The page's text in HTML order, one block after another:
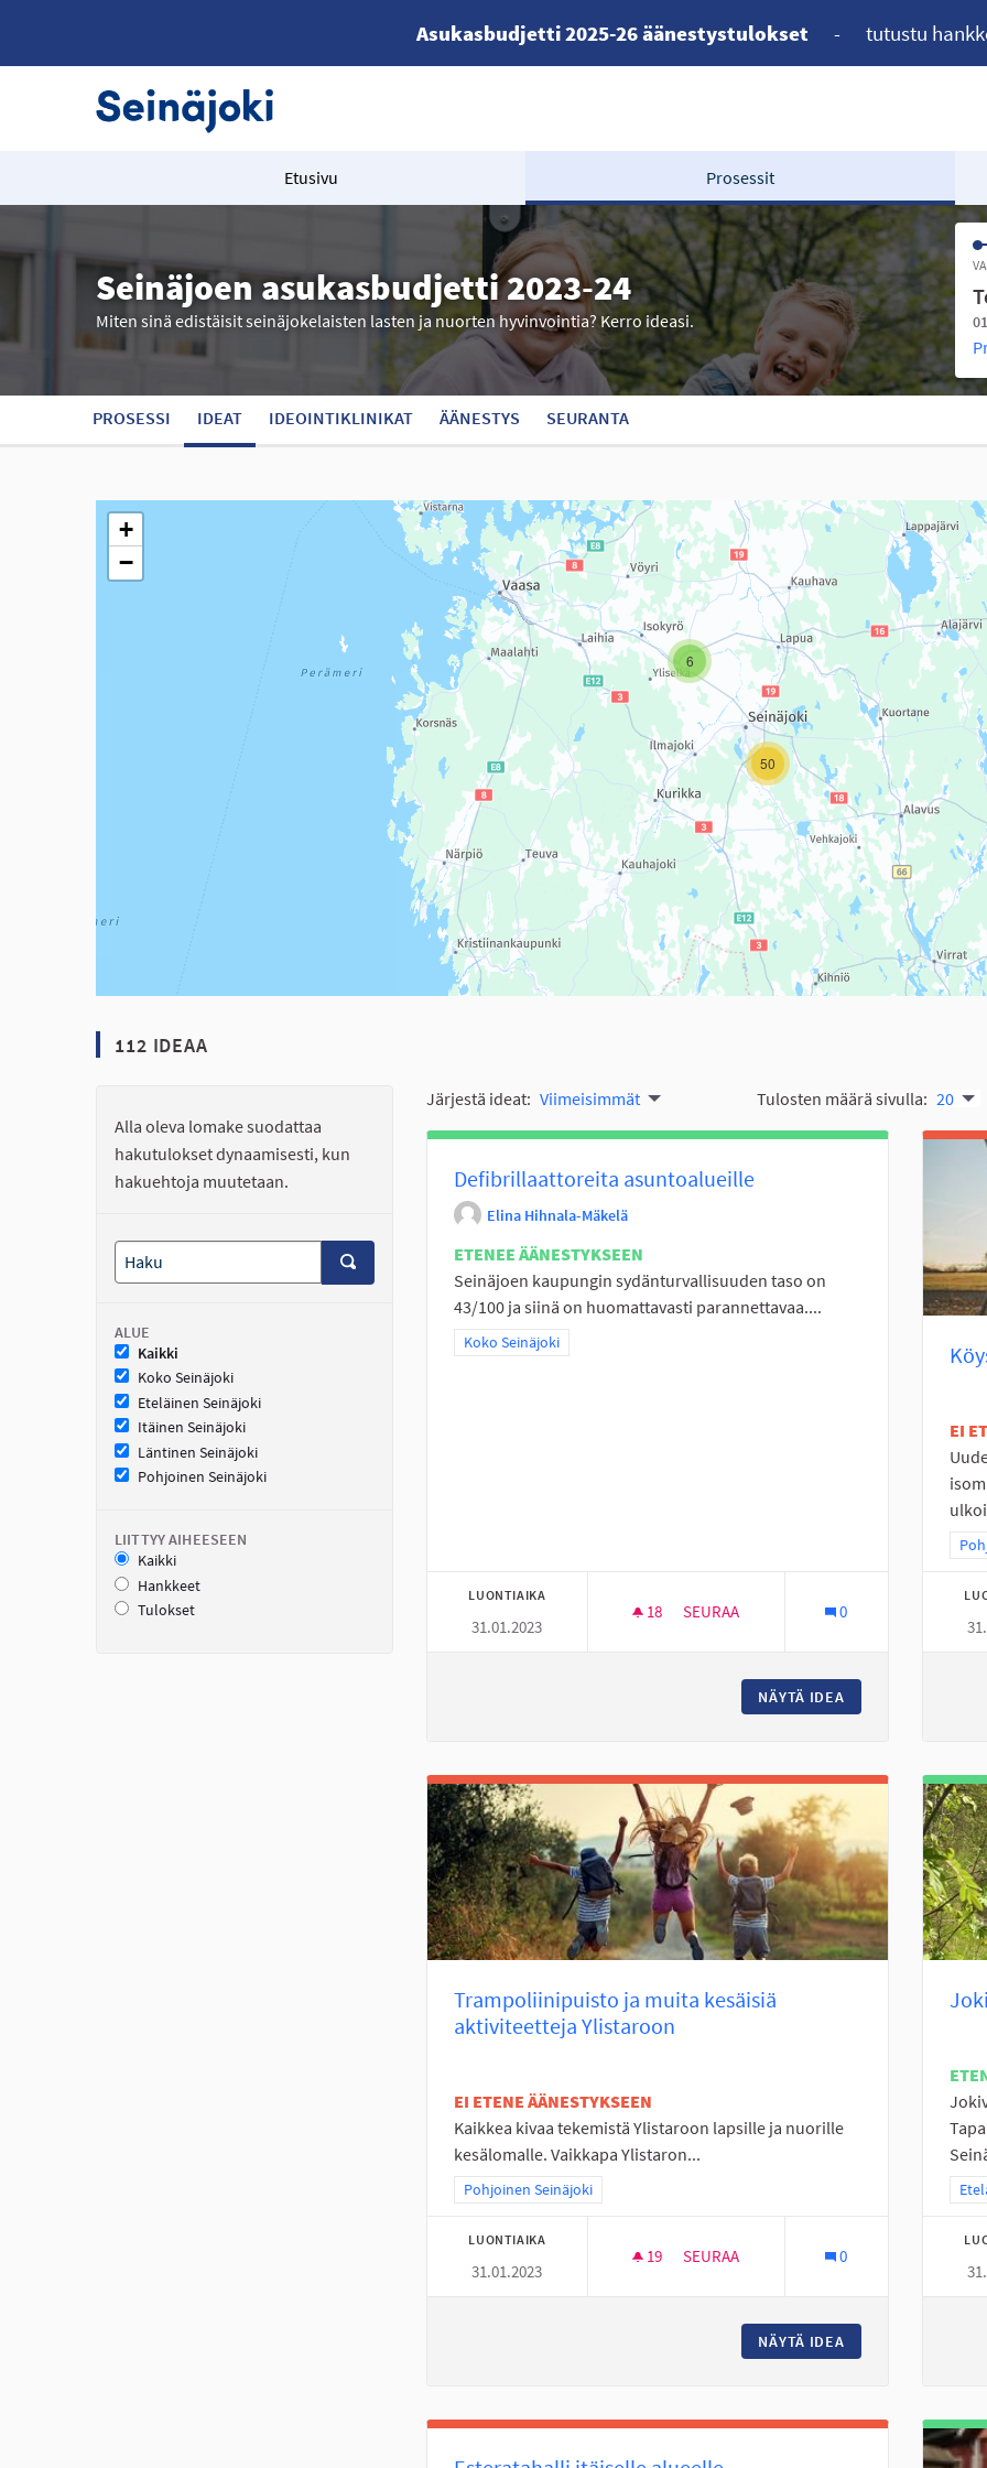
Asukasbudjetti 2025-26 äänestystulokset - tutustu
Etusivu Prosessit
Seinäjoen asukasbudjetti 2023-24
Miten sinä edistäisit seinäjokelaisten lasten ja nuorten hyvinvointia? Kerro ideasi.
PROSESSI IDEAT IDEOINTIKLINIKAT ÄÄNESTYS SEURANTA
Seuraavassa elementissä on kartta, joka esittää tämän sivun tietueet karttapisteinä. Elementtiä voi käyttää
6
50
+
−
112 IDEAA
Alla oleva lomake suodattaa
hakutulokset dynaamisesti, kun
hakuehtoja muutetaan.
ALUE
Kaikki
Koko Seinäjoki
Eteläinen Seinäjoki
Itäinen Seinäjoki
Läntinen Seinäjoki
Pohjoinen Seinäjoki
LIITTYY AIHEESEEN
Kaikki
Hankkeet
Tulokset
Järjestä ideat: Viimeisimmät Tulosten määrä sivulla: 20
Defibrillaattoreita asuntoalueille
Elina Hihnala-Mäkelä
ETENEE ÄÄNESTYKSEEN
Seinäjoen kaupungin sydänturvallisuuden taso on
43/100 ja siinä on huomattavasti parannettavaa....
Rajaa tulokset teeman mukaan: Koko Seinäjoki
Koko Seinäjoki
LUONTIAIKA
31.01.2023
18 18 SEURAAJAA
SEURAA
DEFIBRILLAATTOREITA ASUNTOALUEILLE
0
NÄYTÄ IDEA
EI
Trampoliinipuisto ja muita kesäisiä
aktiviteetteja Ylistaroon
EI ETENE ÄÄNESTYKSEEN
Kaikkea kivaa tekemistä Ylistaroon lapsille ja nuorille
kesälomalle. Vaikkapa Ylistaron...
Rajaa tulokset teeman mukaan: Pohjoinen Seinäjoki
Pohjoinen Seinäjoki
LUONTIAIKA
31.01.2023
19 19 SEURAAJAA
SEURAA
TRAMPOLIINIPUISTO JA MUITA KESÄISIÄ
0
NÄYTÄ IDEA